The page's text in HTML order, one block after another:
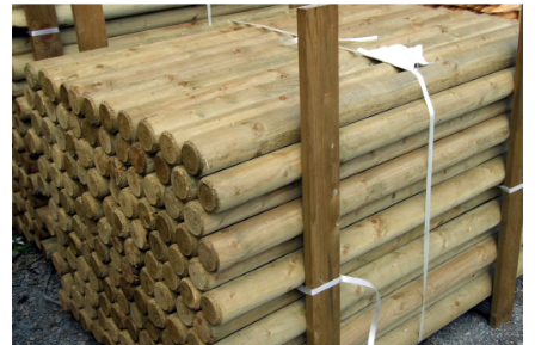
je
0,0
z
5
hvězdiček.